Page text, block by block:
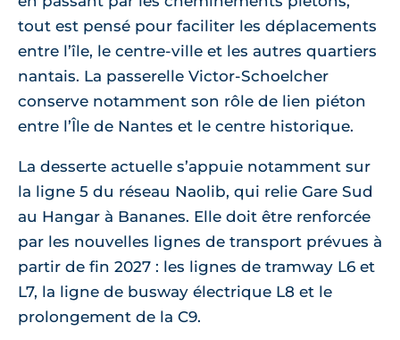
tout est pensé pour faciliter les déplacements
entre l’île, le centre-ville et les autres quartiers
nantais. La passerelle Victor-Schoelcher
conserve notamment son rôle de lien piéton
entre l’Île de Nantes et le centre historique.
La desserte actuelle s’appuie notamment sur
la ligne 5 du réseau Naolib, qui relie Gare Sud
au Hangar à Bananes. Elle doit être renforcée
par les nouvelles lignes de transport prévues à
partir de fin 2027 : les lignes de tramway L6 et
L7, la ligne de busway électrique L8 et le
prolongement de la C9.